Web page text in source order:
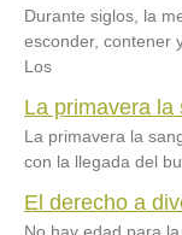
Durante siglos, la
esconder, contener
Los
La primavera la
La primavera la
con la llegada del
El derecho a
No hay edad para